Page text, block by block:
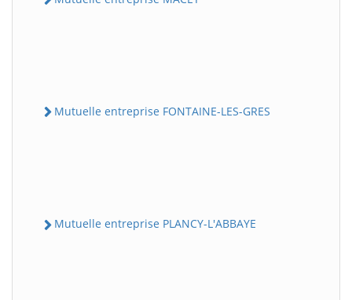
Mutuelle entreprise FONTAINE-LES-GRES
Mutuelle entreprise PLANCY-L'ABBAYE